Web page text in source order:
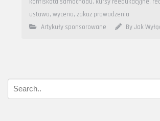
ustawa, wycena, zakaz prowadzenia
Artykuły sponsorowane
By Jak